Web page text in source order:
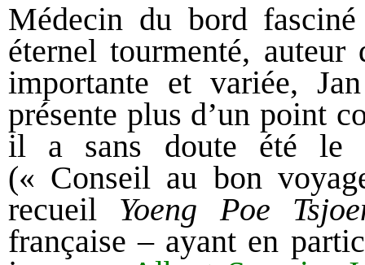
Médecin du bord
éternel tourmenté,
importante et variée,
présente plus d’un point
il a sans doute été le
(« Conseil au bon
recueil Yoeng Poe
française – ayant en